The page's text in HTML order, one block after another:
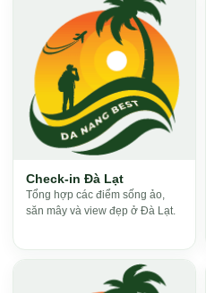
Check-in Đà Lạt
Tổng hợp các điểm sống ảo,
săn mây và view đẹp ở Đà Lạt.